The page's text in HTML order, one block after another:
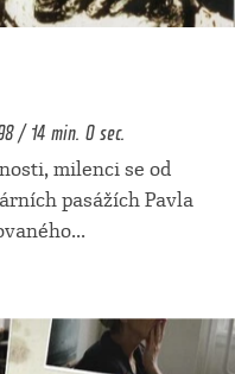
/ 14 min. 0 sec.
milenci se od
pasážích Pavla
...